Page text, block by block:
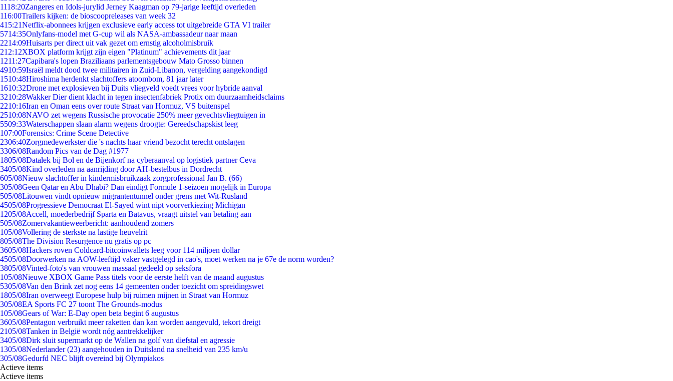
1118:20Zangeres en Idols-jurylid Jerney Kaagman op 79-jarige leeftijd overleden
116:00Trailers kijken: de bioscoopreleases van week 32
415:21Netflix-abonnees krijgen exclusieve early access tot uitgebreide GTA VI trailer
5714:35Onlyfans-model met G-cup wil als NASA-ambassadeur naar maan
2214:09Huisarts per direct uit vak gezet om ernstig alcoholmisbruik
212:12XBOX platform krijgt zijn eigen "Platinum" achievements dit jaar
1211:27Capibara's lopen Braziliaans parlementsgebouw Mato Grosso binnen
4910:59Israël meldt dood twee militairen in Zuid-Libanon, vergelding aangekondigd
1510:48Hiroshima herdenkt slachtoffers atoombom, 81 jaar later
1610:32Drone met explosieven bij Duits vliegveld voedt vrees voor hybride aanval
3210:28Wakker Dier dient klacht in tegen insectenfabriek Protix om duurzaamheidsclaims
2210:16Iran en Oman eens over route Straat van Hormuz, VS buitenspel
2510:08NAVO zet wegens Russische provocatie 250% meer gevechtsvliegtuigen in
5509:33Waterschappen slaan alarm wegens droogte: Gereedschapskist leeg
107:00Forensics: Crime Scene Detective
2306:40Zorgmedewerkster die 's nachts haar vriend bezocht terecht ontslagen
3306/08Random Pics van de Dag #1977
1805/08Datalek bij Bol en de Bijenkorf na cyberaanval op logistiek partner Ceva
3405/08Kind overleden na aanrijding door AH-bestelbus in Dordrecht
605/08Nieuw slachtoffer in kindermisbruikzaak zorgprofessional Jan B. (66)
305/08Geen Qatar en Abu Dhabi? Dan eindigt Formule 1-seizoen mogelijk in Europa
505/08Litouwen vindt opnieuw migrantentunnel onder grens met Wit-Rusland
4505/08Progressieve Democraat El-Sayed wint nipt voorverkiezing Michigan
1205/08Accell, moederbedrijf Sparta en Batavus, vraagt uitstel van betaling aan
505/08Zomervakantieweerbericht: aanhoudend zomers
105/08Vollering de sterkste na lastige heuvelrit
805/08The Division Resurgence nu gratis op pc
3605/08Hackers roven Coldcard-bitcoinwallets leeg voor 114 miljoen dollar
4505/08Doorwerken na AOW-leeftijd vaker vastgelegd in cao's, moet werken na je 67e de norm worden?
3805/08Vinted-foto's van vrouwen massaal gedeeld op seksfora
105/08Nieuwe XBOX Game Pass titels voor de eerste helft van de maand augustus
5305/08Van den Brink zet nog eens 14 gemeenten onder toezicht om spreidingswet
1805/08Iran overweegt Europese hulp bij ruimen mijnen in Straat van Hormuz
305/08EA Sports FC 27 toont The Grounds-modus
105/08Gears of War: E-Day open beta begint 6 augustus
3605/08Pentagon verbruikt meer raketten dan kan worden aangevuld, tekort dreigt
2105/08Tanken in België wordt nóg aantrekkelijker
3405/08Dirk sluit supermarkt op de Wallen na golf van diefstal en agressie
1305/08Nederlander (23) aangehouden in Duitsland na snelheid van 235 km/u
305/08Gedurfd NEC blijft overeind bij Olympiakos
Actieve items
Actieve items